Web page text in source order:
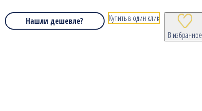
Нашли дешевле?
В избранное
Купить в один клик